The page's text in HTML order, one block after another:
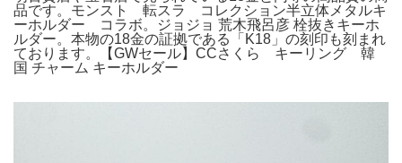
品です。モンスト 転スラ コレクション半立体メタルキ
ーホルダー コラボ。ジョジョ 荒木飛呂彦 栓抜きキーホ
ルダー。本物の18金の証拠である「K18」の刻印も刻まれ
ております。【GWセール】CCさくら キーリング 韓
国 チャーム キーホルダー